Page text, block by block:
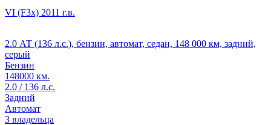
VI (F3x) 2011 г.в.
2.0 АТ (136 л.с.), бензин, автомат, седан, 148 000 км, задний,
серый
Бензин
148000 км.
2.0 / 136 л.с.
Задний
Автомат
3 владельца